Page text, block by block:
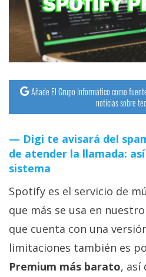
Operadores
Trucos
y
Tutoriales
Ciberseguridad
Sistemas
operativos
Profesional
+
Más
temas
Añade El Grupo Informático como
noticias sobre
Digi te avisará del
de atender la llamada:
sistema
Spotify es el servicio de
que más se usa en
que cuenta con una
limitaciones también es
Premium más barato, así